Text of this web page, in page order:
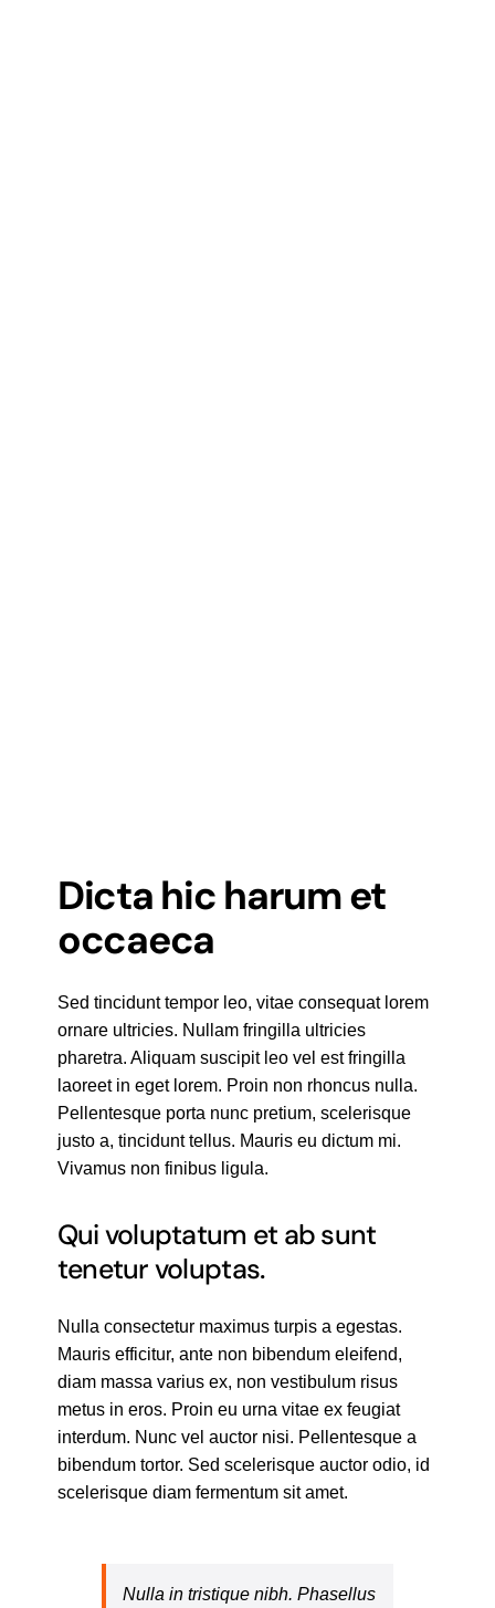
Dicta hic harum et
occaeca
Sed tincidunt tempor leo, vitae consequat lorem
ornare ultricies. Nullam fringilla ultricies
pharetra. Aliquam suscipit leo vel est fringilla
laoreet in eget lorem. Proin non rhoncus nulla.
Pellentesque porta nunc pretium, scelerisque
justo a, tincidunt tellus. Mauris eu dictum mi.
Vivamus non finibus ligula.
Qui voluptatum et ab sunt
tenetur voluptas.
Nulla consectetur maximus turpis a egestas.
Mauris efficitur, ante non bibendum eleifend,
diam massa varius ex, non vestibulum risus
metus in eros. Proin eu urna vitae ex feugiat
interdum. Nunc vel auctor nisi. Pellentesque a
bibendum tortor. Sed scelerisque auctor odio, id
scelerisque diam fermentum sit amet.
Nulla in tristique nibh. Phasellus